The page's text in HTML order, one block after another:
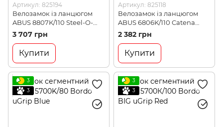
Артикул: 825194
Велозамок із ланцюгом
ABUS 8807K/110 Steel-O-
Chain Black (825194)
3 707 грн
Купити
Артикул: 825118
Велозамок із ланцюгом
ABUS 6806K/110 Catena
black (825118)
2 382 грн
Купити
3
3
3
3